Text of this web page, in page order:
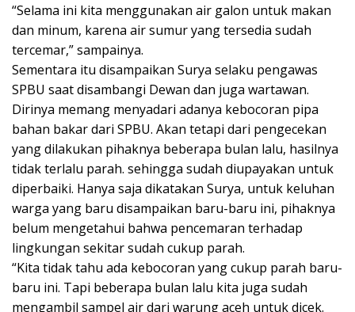
“Selama ini kita menggunakan air galon untuk makan
dan minum, karena air sumur yang tersedia sudah
tercemar,” sampainya.
Sementara itu disampaikan Surya selaku pengawas
SPBU saat disambangi Dewan dan juga wartawan.
Dirinya memang menyadari adanya kebocoran pipa
bahan bakar dari SPBU. Akan tetapi dari pengecekan
yang dilakukan pihaknya beberapa bulan lalu, hasilnya
tidak terlalu parah. sehingga sudah diupayakan untuk
diperbaiki. Hanya saja dikatakan Surya, untuk keluhan
warga yang baru disampaikan baru-baru ini, pihaknya
belum mengetahui bahwa pencemaran terhadap
lingkungan sekitar sudah cukup parah.
“Kita tidak tahu ada kebocoran yang cukup parah baru-
baru ini. Tapi beberapa bulan lalu kita juga sudah
mengambil sampel air dari warung aceh untuk dicek.